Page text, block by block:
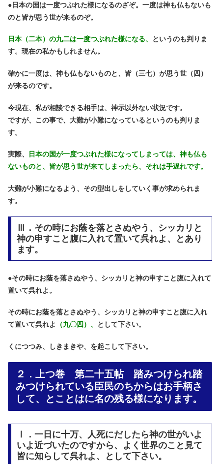
●日本の国は一度つぶれた様になるのざぞ。一度は神も仏もないも
のと皆が思う世が来るのぞ。
日本（二本）の九二は一度つぶれた様になる、
というのも判りま
す。現在の私かもしれません。
確かに一度は、神も仏もないものと、皆（三七）が思う世（四）
が来るのです。
今現在、私が相談できる相手は、神示以外ない状況です。
ですが、この事で、大難が小難になっているというのも判りま
す。
実際、
日本の国が一度つぶれた様になってしまっては、神も仏も
ないものと、皆が思う世が来てしまったら、それは手遅れです。
大難が小難になるよう、その型出しをしていく事が求められま
す。
Ⅲ．その時にお蔭を落とさぬやう、シッカリと
神の申すこと腹に入れて置いて呉れよ、とあり
ます。
●その時にお蔭を落さぬやう、シッカリと神の申すこと腹に入れて
置いて呉れよ。
その時にお蔭を落とさぬやう、シッカリと神の申すこと腹に入れ
て置いて呉れよ
（九〇四）、 として下さい。
くにつつみ、しきまきや、を起こして下さい。
２．上つ巻 第二十五帖 踏みつけられ踏
みつけられている臣民のちからはお手柄さ
して、とことはに名の残る様になります。
Ⅰ．一日に十万、人死にだしたら神の世がいよ
いよ近づいたのですから、よく世界のこと見て
皆に知らして呉れよ、として下さい。